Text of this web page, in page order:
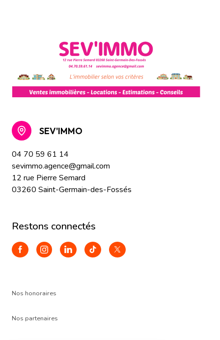
SEV'IMMO
04 70 59 61 14
sevimmo.agence@gmail.com
12 rue Pierre Semard
03260 Saint-Germain-des-Fossés
restons connectés
Nos honoraires
Nos partenaires